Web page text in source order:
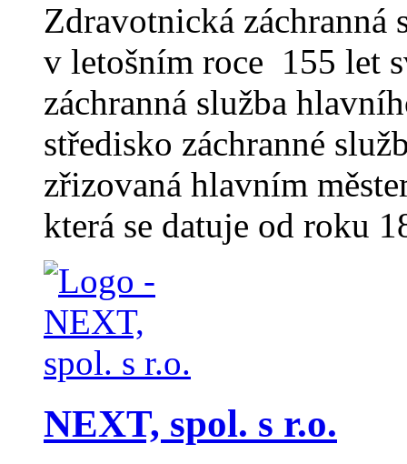
Zdravotnická záchranná
v letošním roce 155 let
záchranná služba
středisko záchranné
zřizovaná hlavním
která se datuje od roku
NEXT, spol. s r.o.